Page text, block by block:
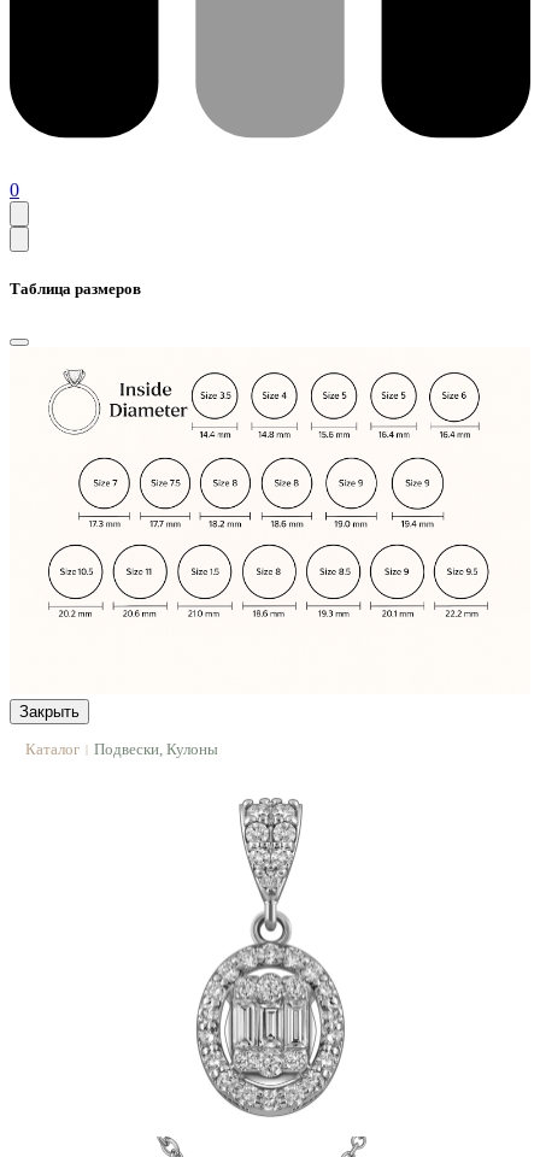
0
Таблица размеров
Закрыть
Каталог | Подвески, Кулоны